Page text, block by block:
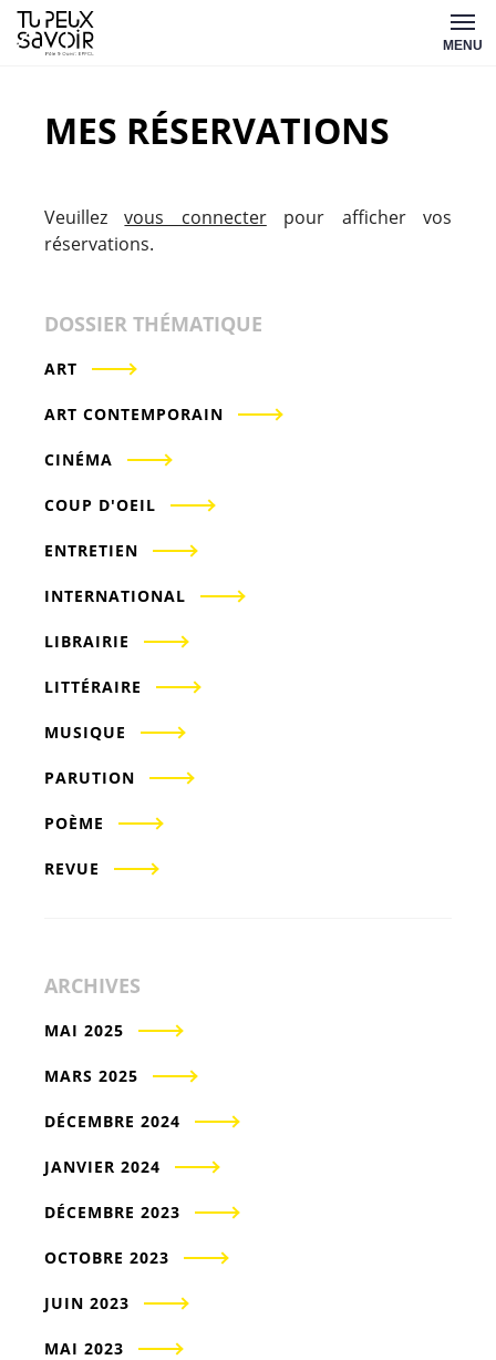
Aller
au
MENU
MES RÉSERVATIONS
Veuillezvous connecterpour afficher vos
réservations.
DOSSIER THÉMATIQUE
ART
ART CONTEMPORAIN
CINÉMA
COUP D'OEIL
ENTRETIEN
INTERNATIONAL
LIBRAIRIE
LITTÉRAIRE
MUSIQUE
PARUTION
POÈME
REVUE
ARCHIVES
MAI 2025
MARS 2025
DÉCEMBRE 2024
JANVIER 2024
DÉCEMBRE 2023
OCTOBRE 2023
JUIN 2023
MAI 2023